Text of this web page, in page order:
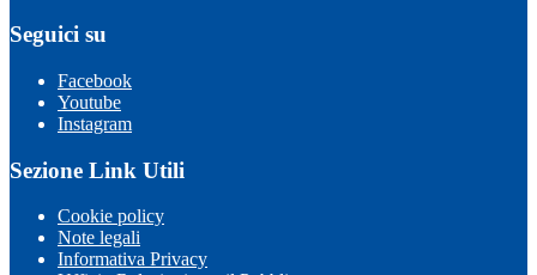
Seguici su
Facebook
Youtube
Instagram
Sezione Link Utili
Cookie policy
Note legali
Informativa Privacy